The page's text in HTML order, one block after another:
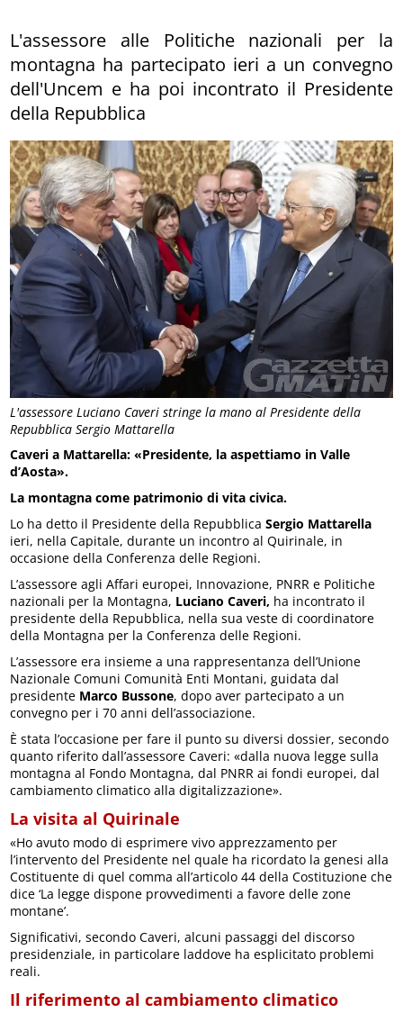
L'assessore Luciano Caveri stringe la mano al Presidente della
Repubblica Sergio Mattarella
L'assessore alle Politiche nazionali per la
montagna ha partecipato ieri a un convegno
dell'Uncem e ha poi incontrato il Presidente
della Repubblica
Caveri a Mattarella: «Presidente, la aspettiamo in Valle
d’Aosta».
La montagna come patrimonio di vita civica.
Lo ha detto il Presidente della RepubblicaSergio Mattarella
ieri, nella Capitale, durante un incontro al Quirinale, in
occasione della Conferenza delle Regioni.
L’assessore agli Affari europei, Innovazione, PNRR e Politiche
nazionali per la Montagna, Luciano Caveri, ha incontrato il
presidente della Repubblica, nella sua veste di coordinatore
della Montagna per la Conferenza delle Regioni.
L’assessore era insieme a una rappresentanza dell’Unione
Nazionale Comuni Comunità Enti Montani, guidata dal
presidente Marco Bussone, dopo aver partecipato a un
convegno per i 70 anni dell’associazione.
È stata l’occasione per fare il punto su diversi dossier, secondo
quanto riferito dall’assessore Caveri: «dalla nuova legge sulla
montagna al Fondo Montagna, dal PNRR ai fondi europei, dal
cambiamento climatico alla digitalizzazione».
La visita al Quirinale
«Ho avuto modo di esprimere vivo apprezzamento per
l’intervento del Presidente nel quale ha ricordato la genesi alla
Costituente di quel comma all’articolo 44 della Costituzione che
dice ‘La legge dispone provvedimenti a favore delle zone
montane’.
Significativi, secondo Caveri, alcuni passaggi del discorso
presidenziale, in particolare laddove ha esplicitato problemi
reali.
Il riferimento al cambiamento climatico